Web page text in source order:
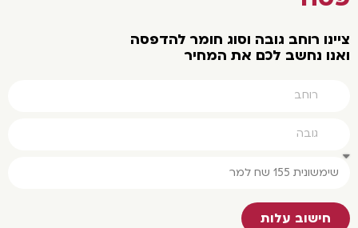
צײנו רוחב גובה וסוג חומר להדפסה
ואנו נחשב לכם את המחיר
חישוב עלות